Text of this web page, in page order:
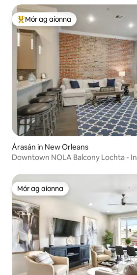
An-mhór ag aíonna
Mór ag aíonna
Árasán in New Orleans
Downtown NOLA Balcony Lochta -
Mór ag aíonna
Mór ag aíonna